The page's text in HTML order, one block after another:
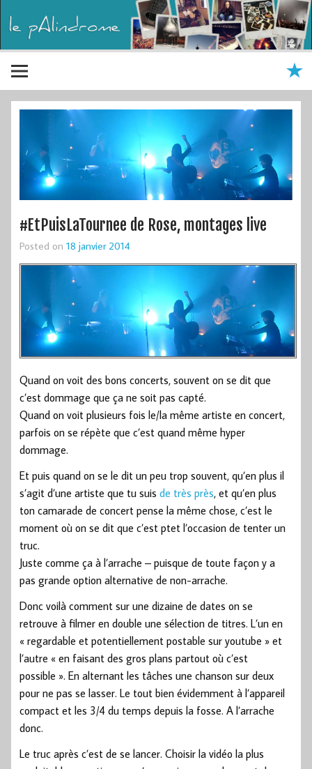
#EtPuisLaTournee de Rose, montages live
Posted on 18 janvier 2014
Quand on voit des bons concerts, souvent on se dit que
c’est dommage que ça ne soit pas capté.
Quand on voit plusieurs fois le/la même artiste en concert,
parfois on se répète que c’est quand même hyper
dommage.
Et puis quand on se le dit un peu trop souvent, qu’en plus il
s’agit d’une artiste que tu suis de très près, et qu’en plus
ton camarade de concert pense la même chose, c’est le
moment où on se dit que c’est ptet l’occasion de tenter un
truc.
Juste comme ça à l’arrache – puisque de toute façon y a
pas grande option alternative de non-arrache.
Donc voilà comment sur une dizaine de dates on se
retrouve à filmer en double une sélection de titres. L’un en
« regardable et potentiellement postable sur youtube » et
l’autre « en faisant des gros plans partout où c’est
possible ». En alternant les tâches une chanson sur deux
pour ne pas se lasser. Le tout bien évidemment à l’appareil
compact et les 3/4 du temps depuis la fosse. A l’arrache
donc.
Le truc après c’est de se lancer. Choisir la vidéo la plus